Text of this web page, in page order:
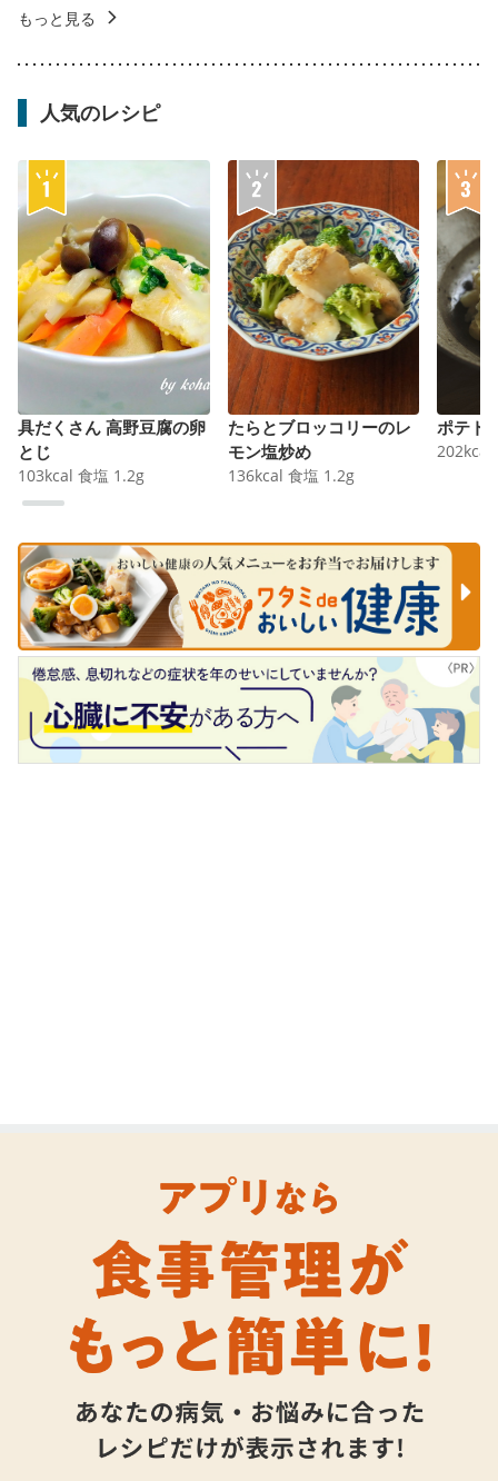
もっと見る
人気のレシピ
具だくさん 高野豆腐の卵
とじ
103kcal 食塩 1.2g
たらとブロッコリーのレ
モン塩炒め
136kcal 食塩 1.2g
ポテト
202kcal